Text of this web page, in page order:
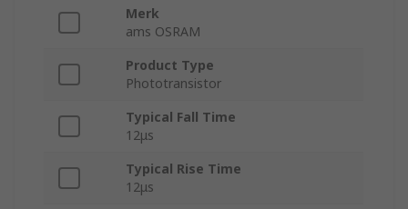
Merk
ams OSRAM
Product Type
Phototransistor
Typical Fall Time
12μs
Typical Rise Time
12μs